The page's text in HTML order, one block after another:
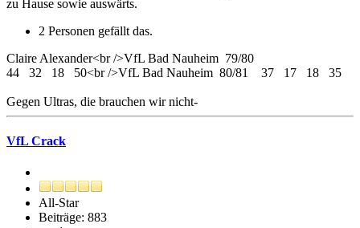
zu Hause sowie auswärts.
2 Personen gefällt das.
Claire Alexander<br />VfL Bad Nauheim 79/80
44 32 18 50<br />VfL Bad Nauheim 80/81 37 17 18 35
Gegen Ultras, die brauchen wir nicht-
VfL Crack
All-Star
Beiträge: 883